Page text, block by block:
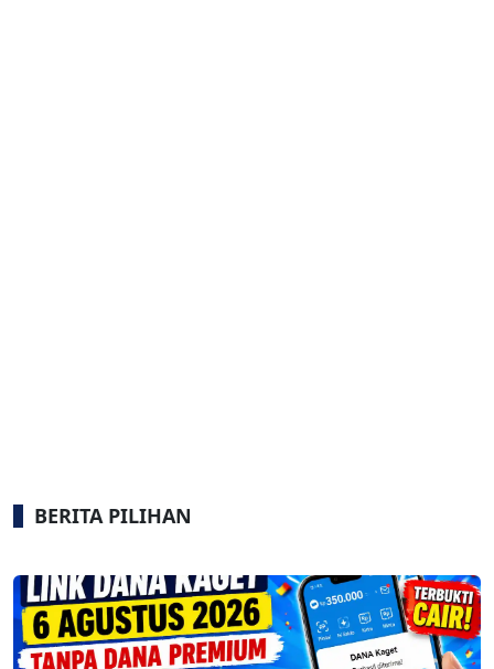
BERITA PILIHAN